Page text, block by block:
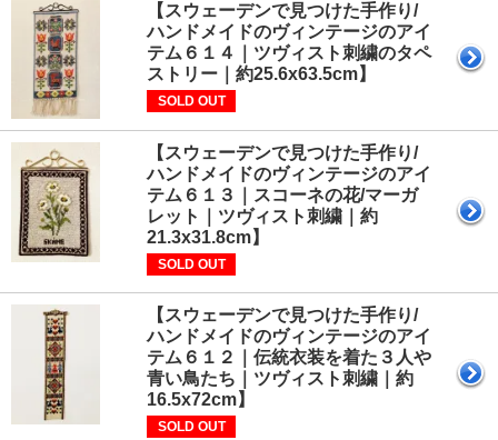
【スウェーデンで見つけた手作り/
ハンドメイドのヴィンテージのアイ
テム６１４｜ツヴィスト刺繍のタペ
ストリー｜約25.6x63.5cm】
SOLD OUT
【スウェーデンで見つけた手作り/
ハンドメイドのヴィンテージのアイ
テム６１３｜スコーネの花/マーガ
レット｜ツヴィスト刺繍｜約
21.3x31.8cm】
SOLD OUT
【スウェーデンで見つけた手作り/
ハンドメイドのヴィンテージのアイ
テム６１２｜伝統衣装を着た３人や
青い鳥たち｜ツヴィスト刺繍｜約
16.5x72cm】
SOLD OUT